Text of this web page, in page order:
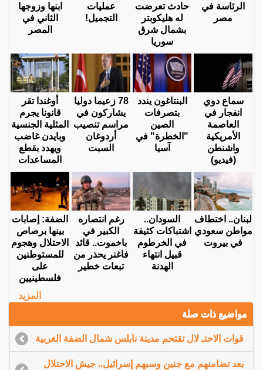
الرئاسة في
مصر
حادث تعرضت
له هليكوبتر
بشمال شرق
سوريا
عمليات
التجميل!
ابنها وزوجها
الثاني في
المصر
سماع دوي
انفجار في
العاصمة
الأمريكية
واشنطن
(فيديو)
البنتاغون يندد
بتصرفات
الصين
"الخطرة" في
آسيا
78 زعيما دوليا
يشاركون في
مراسم تنصيب
أردوغان
السبت
أوغندا تقر
قانونا يجرم
المثلية الجنسية
وبايدن غاضب
ويهدد بقطع
المساعدات
لبنان.. اختطاف
مواطن سعودي
في بيروت
السودان..
اشتباكات كثيفة
في الخرطوم
قبيل انتهاء
الهدنة
رغم انتصاره
الكبير في
باخموت.. قائد
فاغنر يحذر من
تبعات خطير
الضفة: إصابات
بينها برصاص
الاحتلال وهجوم
للمستوطنين
على
فلسطينيين
المزيد
مواضيع ذات صلة
قوات الاحتـ لال تقتحم مدينة نابلس شمال الضفة الغربية
بعد تضامنهم مع جنين وسبهم إسرائيل.. جيش الاحتلال